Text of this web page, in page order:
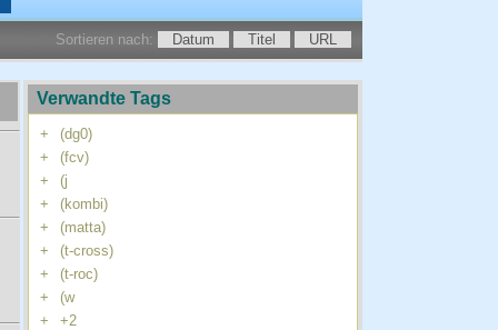
Sortieren nach: Datum Titel URL
Verwandte Tags
+
(dg0)
+
(fcv)
+
(j
+
(kombi)
+
(matta)
+
(t-cross)
+
(t-roc)
+
(w
+
+2